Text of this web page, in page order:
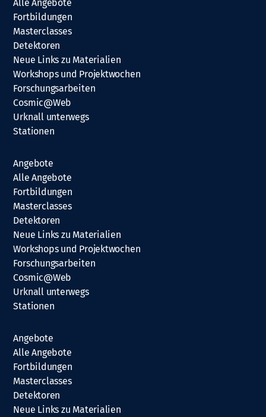
Alle Angebote
Fortbildungen
Masterclasses
Detektoren
Neue Links zu Materialien
Workshops und Projektwochen
Forschungsarbeiten
Cosmic@Web
Urknall unterwegs
Stationen
Angebote
Alle Angebote
Fortbildungen
Masterclasses
Detektoren
Neue Links zu Materialien
Workshops und Projektwochen
Forschungsarbeiten
Cosmic@Web
Urknall unterwegs
Stationen
Angebote
Alle Angebote
Fortbildungen
Masterclasses
Detektoren
Neue Links zu Materialien